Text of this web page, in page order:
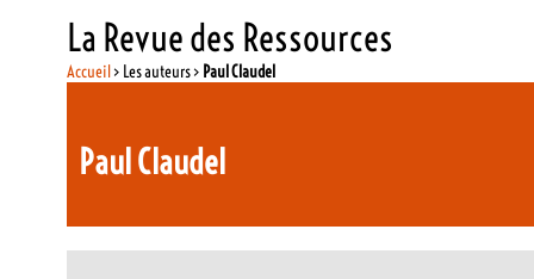
La Revue des Ressources
Accueil> Les auteurs > Paul Claudel
Paul Claudel